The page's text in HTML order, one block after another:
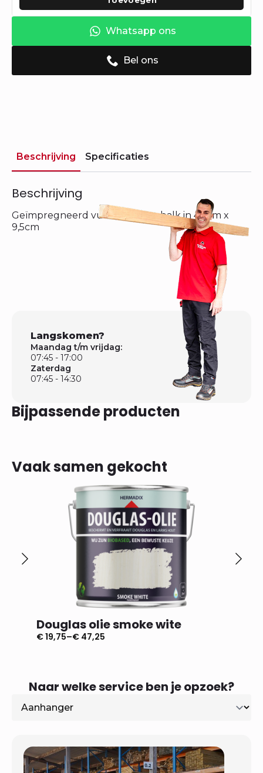
Whatsapp ons
Bel ons
Beschrijving Specificaties
Beschrijving
Geïmpregneerd vuren houten balk in 4,5cm x
9,5cm
Langskomen?
Maandag t/m vrijdag:
07:45 - 17:00
Zaterdag
07:45 - 14:30
Bijpassende producten
Vaak samen gekocht
Douglas olie smoke wite
€19,75–€ 47,25
Prijsklasse:
Naar welke service ben je opzoek?